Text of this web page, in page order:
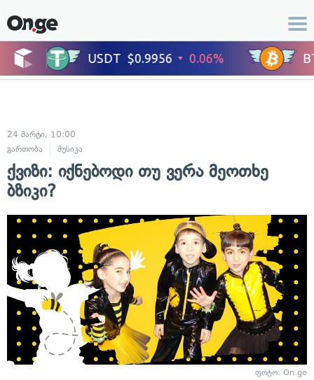
24 მარტი, 10:00
გართობა
მუსიკა
ქვიზი: იქნებოდი თუ ვერა მეოთხე
ბზიკი?
ფოტო: On.ge